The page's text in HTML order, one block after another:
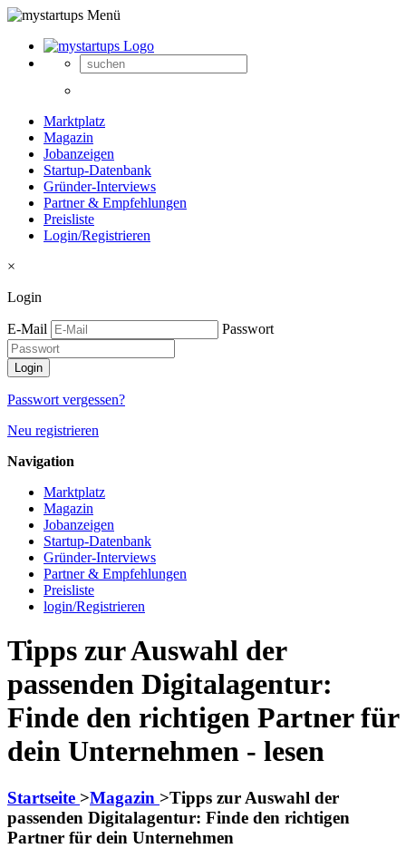
Marktplatz
Magazin
Jobanzeigen
Startup-Datenbank
Gründer-Interviews
Partner & Empfehlungen
Preisliste
Login/Registrieren
×
Login
E-Mail Passwort
Passwort vergessen?
Neu registrieren
Navigation
Marktplatz
Magazin
Jobanzeigen
Startup-Datenbank
Gründer-Interviews
Partner & Empfehlungen
Preisliste
login/Registrieren
Tipps zur Auswahl der
passenden Digitalagentur:
Finde den richtigen Partner für
dein Unternehmen - lesen
Startseite >Magazin >Tipps zur Auswahl der
passenden Digitalagentur: Finde den richtigen
Partner für dein Unternehmen